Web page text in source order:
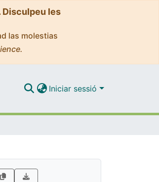
Disculpeu les
las molestias
Iniciar sessió